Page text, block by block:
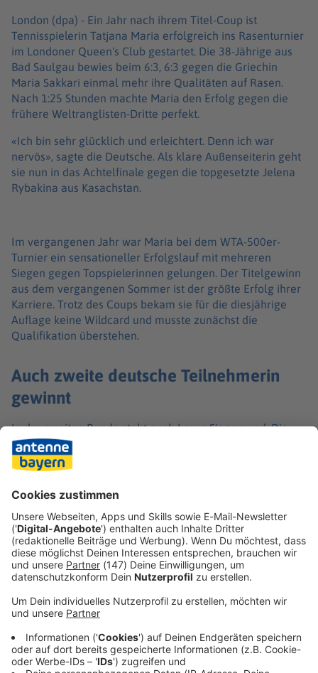
London (dpa) - Ein Jahr nach ihrem Titel-Coup ist
Tennisspielerin Tatjana Maria erfolgreich ins Rasenturnier
im Londoner Queen's Club gestartet. Die 38-Jährige aus
Bad Saulgau bewies beim 6:3, 6:3 gegen die Griechin
Maria Sakkari einmal mehr ihre Qualitäten auf Rasen.
Nach 1:25 Stunden machte Maria den Erfolg gegen die
frühere Weltranglisten-Dritte perfekt.
«Ich bin sehr glücklich und erleichtert. Denn ich war
nervös», sagte die Deutsche. Als klare Außenseiterin geht
sie nun in das Achtelfinale gegen die topgesetzte Jelena
Rybakina aus Kasachstan.
Im vergangenen Jahr war Maria bei dem WTA-500er-
Turnier ein sensationeller Erfolgslauf mit mehreren
Siegen gegen Topspielerinnen gelungen. Der Titelgewinn
aus dem vergangenen Sommer ist der größte Erfolg ihrer
Karriere. Trotz des Coups bekam sie für die diesjährige
Auflage keine Wildcard und musste zunächst die
Qualifikation überstehen.
Auch zweite deutsche Teilnehmerin
gewinnt
In der zweiten Runde steht auch Laura Siegemund. Die
38-Jährige aus Metzingen behauptete sich mit 6:2, 6:3
gegen Francesca Jones aus Großbritannien. Siegemund
fordert nun die an Nummer zwei gesetzte Amanda
Anisimova aus den USA heraus.